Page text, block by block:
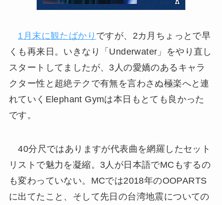
1月末に観たばかり ですが、2カ月ちょっとで早
くも再来日。いきなり「Underwater」をやり直し
スタートしてましたが、3人の愛嬌のあるキャラ
クター性と超絶テクで有無を言わさぬ極楽へと連
れていくElephant Gymは本日もとても良かった
です。
40分尺ではありますが代表曲を網羅したセット
リストで魅力を凝縮。3人が日本語でMCもするの
も変わっていない。MCでは2018年のOOPARTS
に出てたこと、そして先日の台湾地震についての